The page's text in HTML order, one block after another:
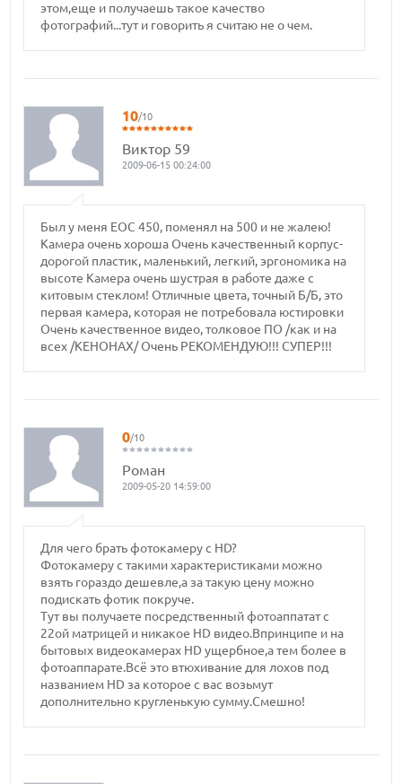
этом,еще и получаешь такое качество
фотографий...тут и говорить я считаю не о чем.
10/10
Виктор 59
2009-06-15 00:24:00
Был у меня ЕОС 450, поменял на 500 и не жалею!
Камера очень хороша Очень качественный корпус-
дорогой пластик, маленький, легкий, эргономика на
высоте Камера очень шустрая в работе даже с
китовым стеклом! Отличные цвета, точный Б/Б, это
первая камера, которая не потребовала юстировки
Очень качественное видео, толковое ПО /как и на
всех /КЕНОНАХ/ Очень РЕКОМЕНДУЮ!!! СУПЕР!!!
0/10
Роман
2009-05-20 14:59:00
Для чего брать фотокамеру с HD?
Фотокамеру с такими характеристиками можно
взять гораздо дешевле,а за такую цену можно
подискать фотик покруче.
Тут вы получаете посредственный фотоаппатат с
22ой матрицей и никакое HD видео.Впринципе и на
бытовых видеокамерах HD ущербное,а тем более в
фотоаппарате.Всё это втюхивание для лохов под
названием HD за которое с вас возьмут
дополнительно кругленькую сумму.Смешно!